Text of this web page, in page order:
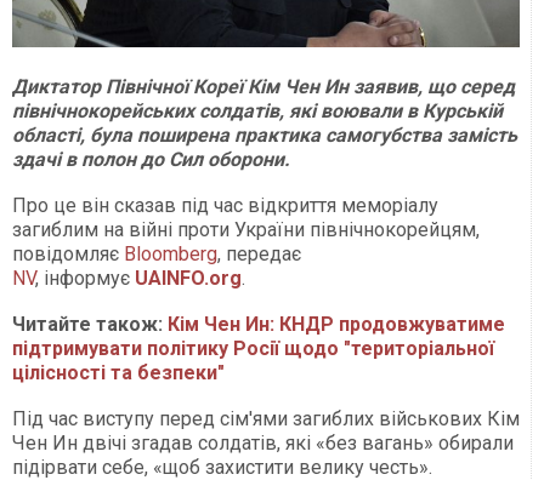
Диктатор Північної Кореї Кім Чен Ин заявив, що серед
північнокорейських солдатів, які воювали в Курській
області, була поширена практика самогубства замість
здачі в полон до Сил оборони.
Про це він сказав під час відкриття меморіалу
загиблим на війні проти України північнокорейцям,
повідомляє Bloomberg, передає
NV, інформує UAINFO.org.
Читайте також: Кім Чен Ин: КНДР продовжуватиме
підтримувати політику Росії щодо "територіальної
цілісності та безпеки"
Під час виступу перед сім'ями загиблих військових Кім
Чен Ин двічі згадав солдатів, які «без вагань» обирали
підірвати себе, «щоб захистити велику честь».